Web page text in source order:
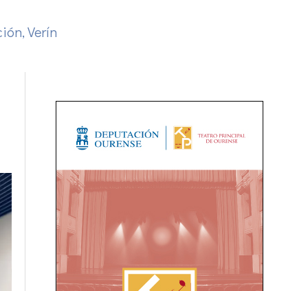
,Verín